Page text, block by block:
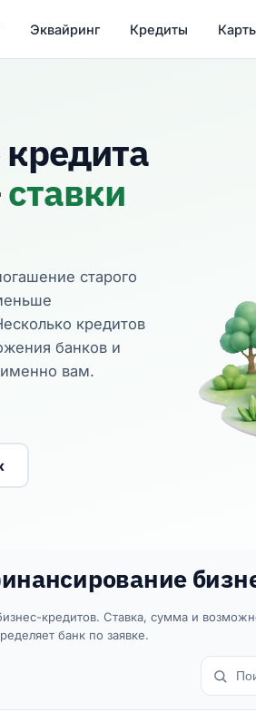
Эквайринг Кредиты
ставки
старого
кредитов
банков и
именно вам.
кредитов. Ставка, сумма и
банк по заявке.